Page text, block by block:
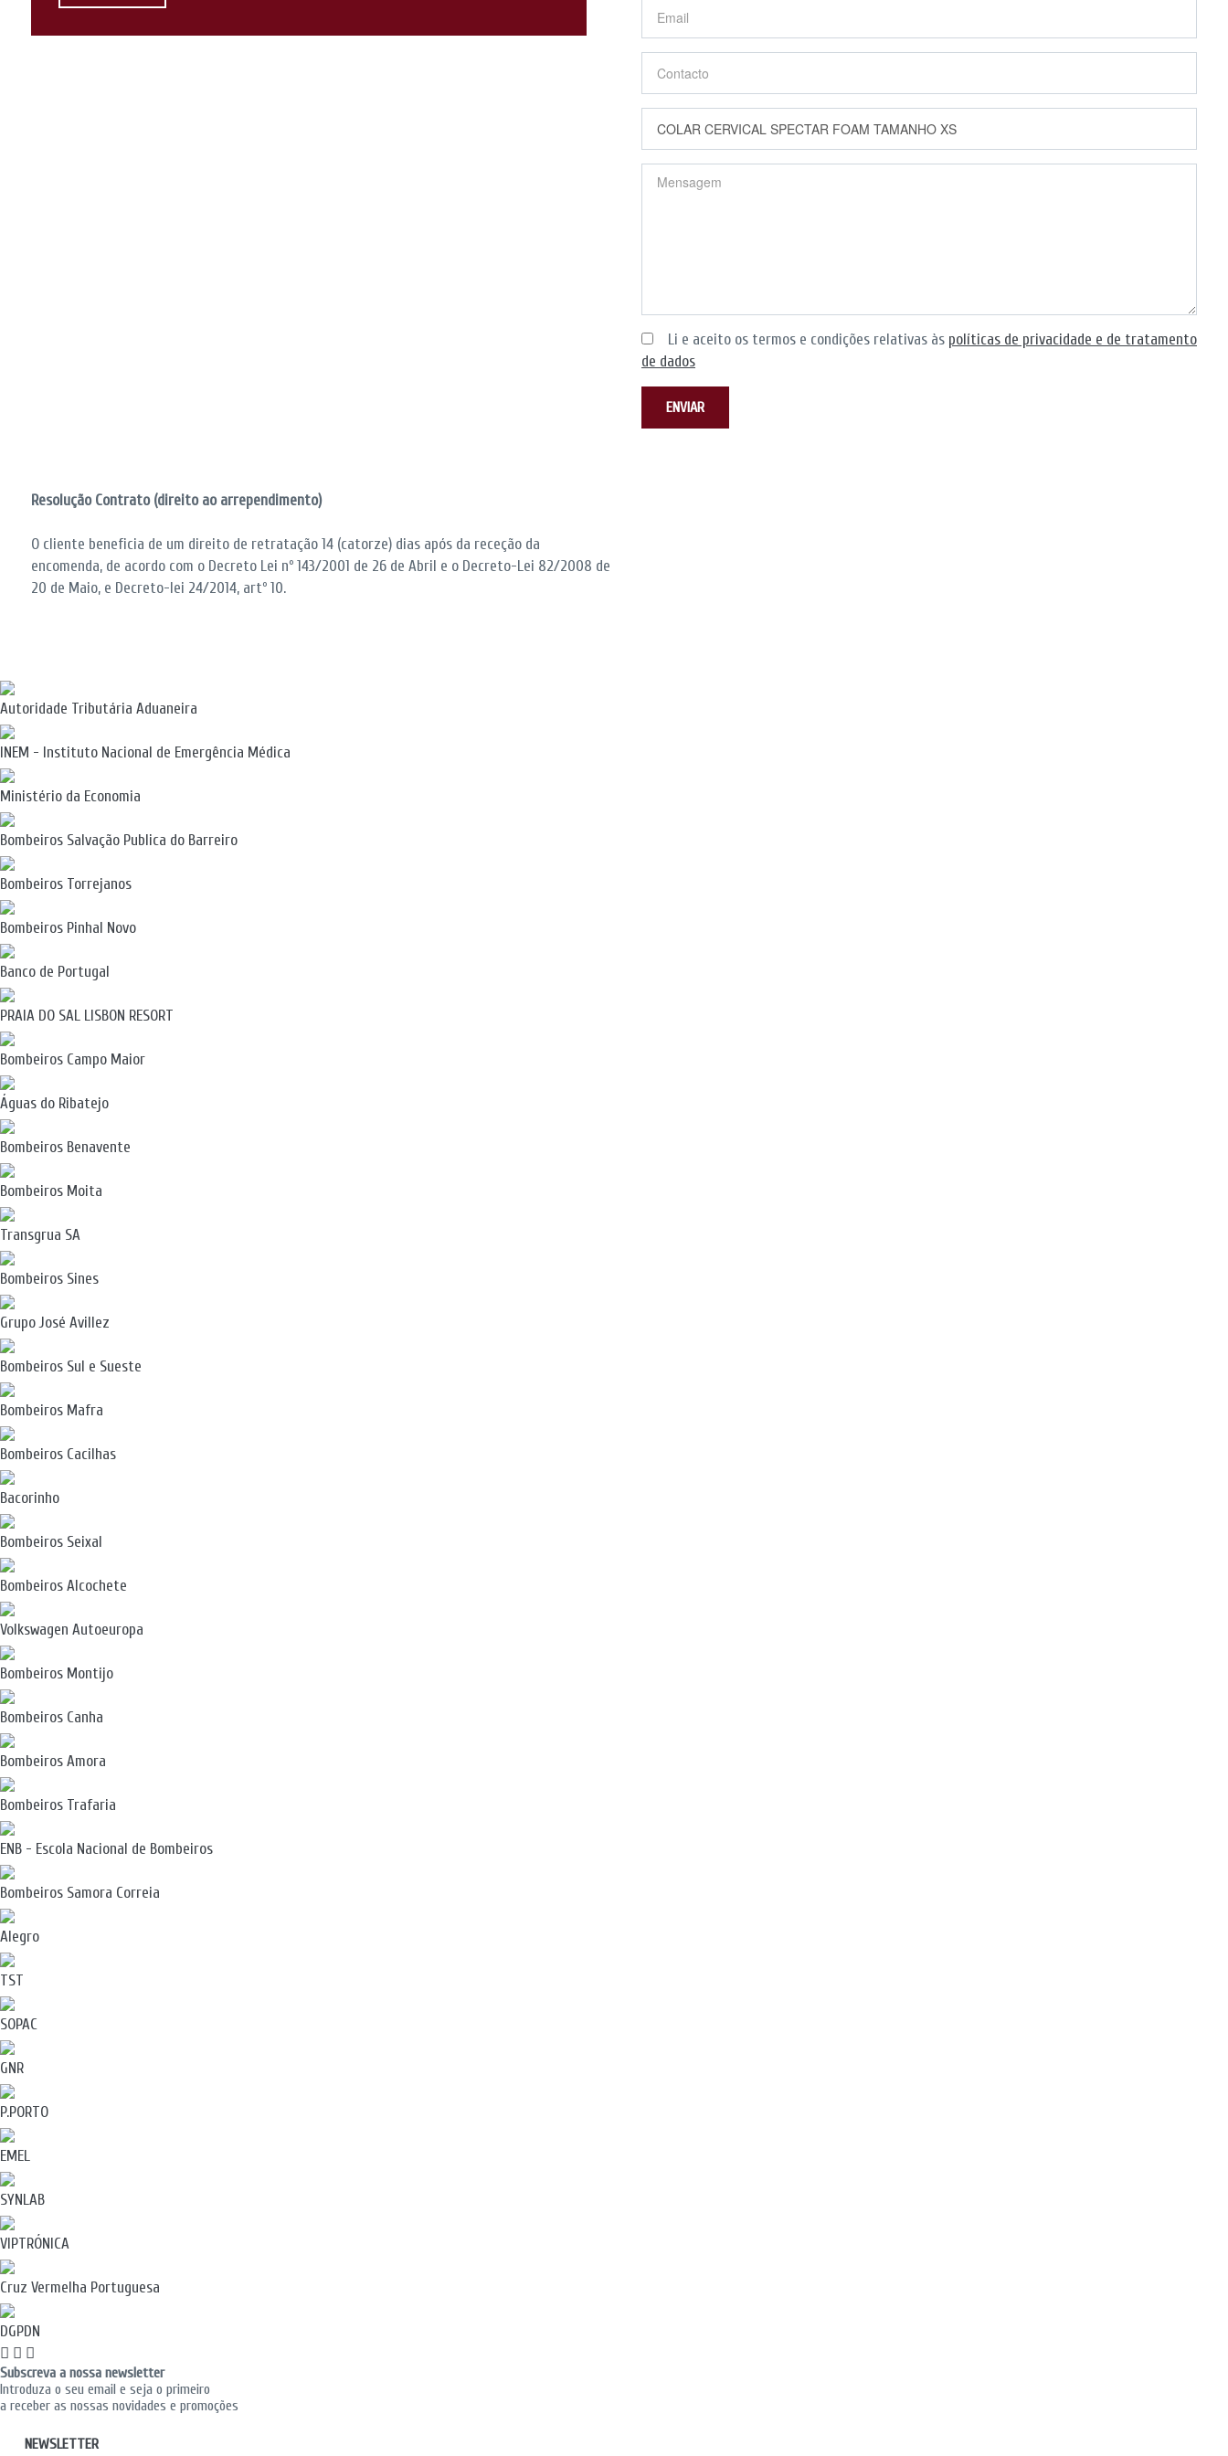
Resolução Contrato (direito ao arrependimento)
O cliente beneficia de um direito de retratação 14 (catorze) dias após da receção da
encomenda, de acordo com o Decreto Lei nº 143/2001 de 26 de Abril e o Decreto-Lei 82/2008 de
20 de Maio, e Decreto-lei 24/2014, artº 10.
Li e aceito os termos e condições relativas às políticas de privacidade e de tratamento
de dados
ENVIAR
Autoridade Tributária Aduaneira
INEM - Instituto Nacional de Emergência Médica
Ministério da Economia
Bombeiros Salvação Publica do Barreiro
Bombeiros Torrejanos
Bombeiros Pinhal Novo
Banco de Portugal
PRAIA DO SAL LISBON RESORT
Bombeiros Campo Maior
Águas do Ribatejo
Bombeiros Benavente
Bombeiros Moita
Transgrua SA
Bombeiros Sines
Grupo José Avillez
Bombeiros Sul e Sueste
Bombeiros Mafra
Bombeiros Cacilhas
Bacorinho
Bombeiros Seixal
Bombeiros Alcochete
Volkswagen Autoeuropa
Bombeiros Montijo
Bombeiros Canha
Bombeiros Amora
Bombeiros Trafaria
ENB - Escola Nacional de Bombeiros
Bombeiros Samora Correia
Alegro
TST
SOPAC
GNR
P.PORTO
EMEL
SYNLAB
VIPTRÓNICA
Cruz Vermelha Portuguesa
DGPDN
Subscreva a nossa newsletter
Introduza o seu email e seja o primeiro
a receber as nossas novidades e promoções
NEWSLETTER